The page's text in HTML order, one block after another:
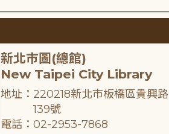
新北市圖(總館)
New Taipei City Library
地址：220218新北市板橋區貴興路
139號
電話：02-2953-7868